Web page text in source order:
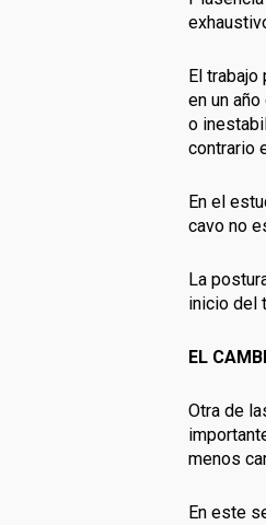
El
en un
o
contrario
En el
cavo no
La
inicio del
EL
Otra de
menos
En este